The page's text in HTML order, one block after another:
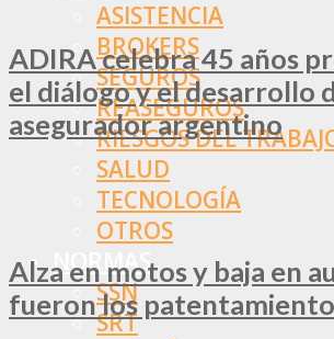
ASISTENCIA
BROKERS
SEGUROS
REASEGUROS
RIESGOS DEL
SALUD
TECNOLOGÍA
OTROS
NORMAS
SSN
SRT
ADIRA celebra 45 años
el diálogo y el desarrollo
asegurador argentino
Alza en motos y baja en
fueron los